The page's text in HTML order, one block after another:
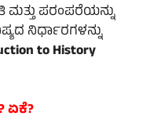
ಮತ್ತು ಪರಂಪರೆಯನ್ನು
ನಿರ್ಧಾರಗಳನ್ನು
to History
ಏಕೆ?